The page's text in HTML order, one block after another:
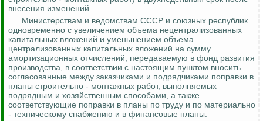
внесения изменений.
Министерствам и ведомствам СССР и союзных республик
одновременно с увеличением объема нецентрализованных
капитальных вложений и уменьшением объема
централизованных капитальных вложений на сумму
амортизационных отчислений, передаваемую в фонд развития
производства, в соответствии с настоящим пунктом вносить
согласованные между заказчиками и подрядчиками поправки в
планы строительно - монтажных работ, выполняемых
подрядным и хозяйственным способами, а также
соответствующие поправки в планы по труду и по материально
- техническому снабжению и в финансовые планы.